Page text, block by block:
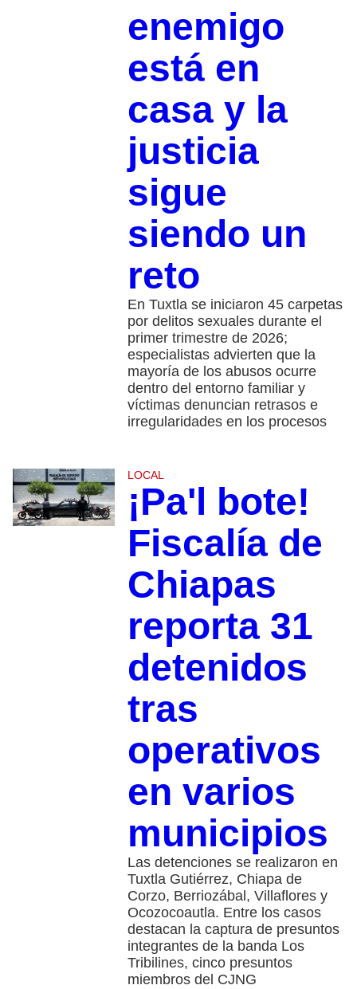
enemigo
está en
casa y la
justicia
sigue
siendo un
reto
En Tuxtla se iniciaron 45 carpetas
por delitos sexuales durante el
primer trimestre de 2026;
especialistas advierten que la
mayoría de los abusos ocurre
dentro del entorno familiar y
víctimas denuncian retrasos e
irregularidades en los procesos
LOCAL
¡Pa'l bote!
Fiscalía de
Chiapas
reporta 31
detenidos
tras
operativos
en varios
municipios
Las detenciones se realizaron en
Tuxtla Gutiérrez, Chiapa de
Corzo, Berriozábal, Villaflores y
Ocozocoautla. Entre los casos
destacan la captura de presuntos
integrantes de la banda Los
Tribilines, cinco presuntos
miembros del CJNG